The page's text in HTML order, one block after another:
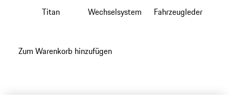
Titan Wechselsystem Fahrzeugleder
Zum Warenkorb hinzufügen